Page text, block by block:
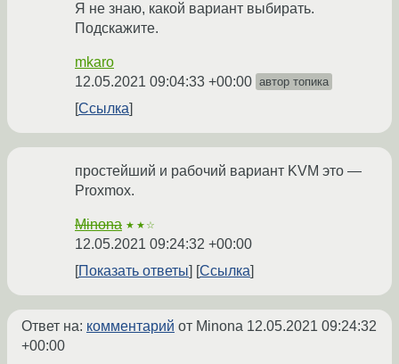
Я не знаю, какой вариант выбирать.
Подскажите.
mkaro
12.05.2021 09:04:33 +00:00 автор топика
Ссылка
простейший и рабочий вариант KVM это —
Proxmox.
Minona ★★☆
12.05.2021 09:24:32 +00:00
Показать ответы
Ссылка
Ответ на: комментарий от Minona 12.05.2021 09:24:32
+00:00